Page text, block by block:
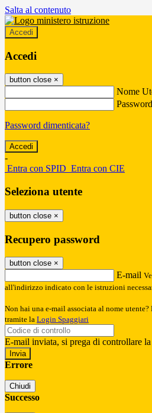
Salta al contenuto
Accedi
Accedi
button close ×
Nome
Password
Password dimenticata?
-
Entra con SPID Entra con CIE
Seleziona utente
button close ×
Recupero password
button close ×
E-mail
all'indirizzo indicato con le istruzioni
Non hai una e-mail associata al nome
tramite la Login Spaggiari
E-mail inviata, si prega di controllare
Errore
Chiudi
Successo